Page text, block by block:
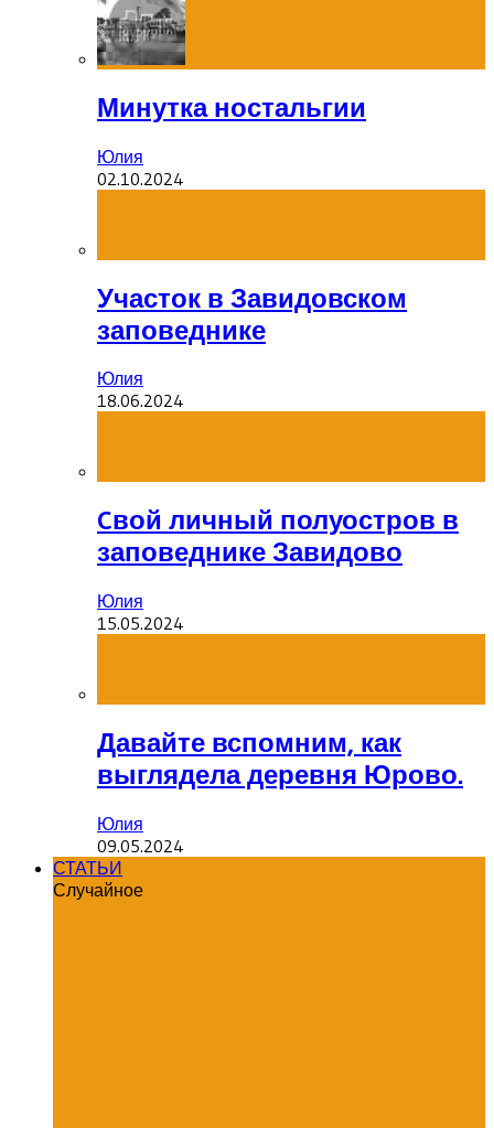
Минутка ностальгии
Юлия
02.10.2024
Участок в Завидовском
заповеднике
Юлия
18.06.2024
Cвой личный полуостров в
заповеднике Завидово
Юлия
15.05.2024
Давайте вспомним, как
выглядела деревня Юрово.
Юлия
09.05.2024
СТАТЬИ
Случайное